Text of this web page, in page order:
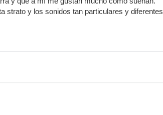
strato y los sonidos tan particulares y diferentes